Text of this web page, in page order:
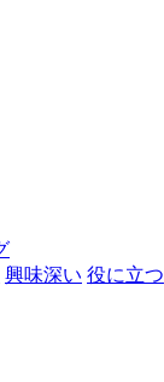
興味深い 役に立つ